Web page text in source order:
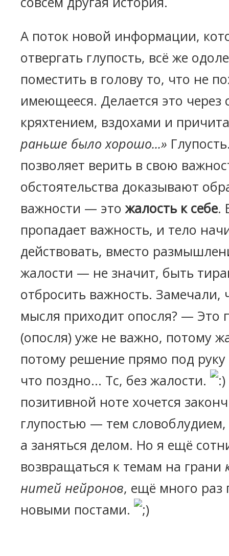
А поток новой информации,
отвергать глупость, всё же
поместить в голову то, что не
имеющееся. Делается это через
кряхтением, вздохами и
раньше было хорошо...»
позволяет верить в свою
обстоятельства доказывают
важности — этожалость к себе.
пропадает важность, и тело
действовать, вместо
жалости — не значит, быть
отбросить важность. Замечали,
мысля приходит опосля? — Это
(опосля) уже не важно, потому
потому решение прямо под
что поздно... Тс, без жалости.
позитивной ноте хочется
глупостью — тем словоблудием,
а заняться делом. Но я ещё
возвращаться к темам на грани
нитей нейронов, ещё много раз
новыми постами.